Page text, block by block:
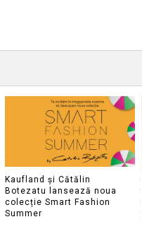
Kaufland și Cătălin
Botezatu lansează noua
colecție Smart Fashion
Summer